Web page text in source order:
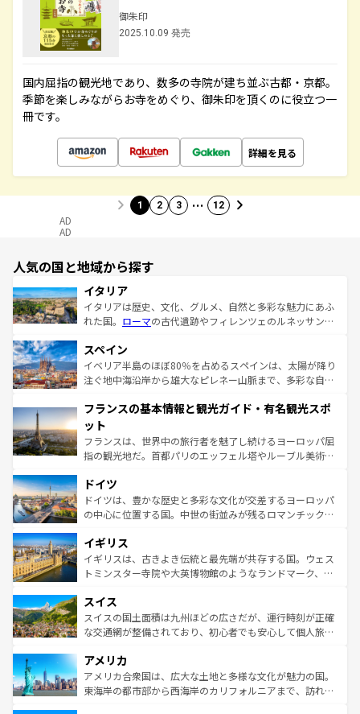
御朱印
2025.10.09 発売
国内屈指の観光地であり、数多の寺院が建ち並ぶ古都・京都。
季節を楽しみながらお寺をめぐり、御朱印を頂くのに役立つ一
冊です。
詳細を見る
1 2 3 … 12
AD
AD
人気の国と地域から探す
イタリア
イタリアは歴史、文化、グルメ、自然と多彩な魅力にあふ
れた国。 ローマの古代遺跡やフィレンツェのルネッサンス
ろん、トスカーナの美しい田園風景やアマルフィ海岸の絶
景など、自然景観も見逃せない。観光の合間には、本場の
ピザやパスタなど、絶品のイタリア料理を堪能することも
ませてくれるイタリアで、忘れられない旅をしてみよう！
なお、新着のイタリア情報は
しい。
スペイン
イベリア半島のほぼ80％を占めるスペインは、太陽が降り
注ぐ地中海沿岸から雄大なピレネー山脈まで、多彩な自然
文化が根付くこの国では、情熱的なフラメンコ、熱気あふ
れる闘牛、そして美味しいタパスが生活の一部となってい
る。首都マドリードの洗練された雰囲気や、バルセロナの
アートに溢れた街角から、地方では古代ローマ遺跡や中世
せる。地方によって風土や気候が異なるスペインはその個
性で訪れる人を魅了する。 なお、新着のスペイン情報は コ
ンテンツ一覧を参照してほしい。
フランスの基本情報と観光ガイド・有名観光スポ
ット
フランスは、世界中の旅行者を魅了し続けるヨーロッパ屈
指の観光地だ。首都パリのエッフェル塔やルーブル美術館
で、幅広い魅力が詰まっている。華麗な宮殿、歴史的な大
聖堂、美しいビーチ、そして豊かな自然が、訪れる者を心
から魅了する。また、フランスは美食の国としても知ら
いる。シャンパンの発祥地であるランス、プロヴァンスの
香り高いラベンダー畑など、多彩な楽しみ方が可能だ。さ
らに、パリ以外の地域にも魅力が溢れており、どの街角に
れる地方に足を運ぶとそれぞれで全く異なる文化を体験で
きるだろう。 なお、新着のフランス情報はコンテンツ一覧
を参照してほしい。
ドイツ
ドイツは、豊かな歴史と多彩な文化が交差するヨーロッパ
の中心に位置する国。中世の街並みが残るロマンチック街
顔を持つこの国は、どこを歩いても飽きることがない。ベ
ルリンの文化的活気、バイエルン州のアルプスの絶景、そ
してライン川沿いのワイン畑といった風景は必見。ビール
は、お酒好きな人にはぜひ体験してほしい。 なお、新着の
ドイツ情報はコンテンツ一覧を参照してほしい。
イギリス
イギリスは、古きよき伝統と最先端が共存する国。ウェス
トミンスター寺院や大英博物館のようなランドマーク、歴
リアごとに異なる魅力がある。また、優雅なアフタヌーン
ティー、ビール好きにはたまらない英国パブ、サッカー観
戦など、本場だからこそできる体験も豊富。イギリスを旅
ンツ一覧を参照してほしい。
スイス
スイスの国土面積は九州ほどの広さだが、運行時刻が正確
な交通網が整備されており、初心者でも安心して個人旅行
の建物がそのまま残る町や、スイスならではのユニークな
博物館もあり、アルプス観光だけでなく町歩きも満喫する
ことができる。国民の所得が高いため物価も高いが、旅行
アメリカ
アメリカ合衆国は、広大な土地と多様な文化が魅力の国。
東海岸の都市部から西海岸のカリフォルニアまで、訪れる